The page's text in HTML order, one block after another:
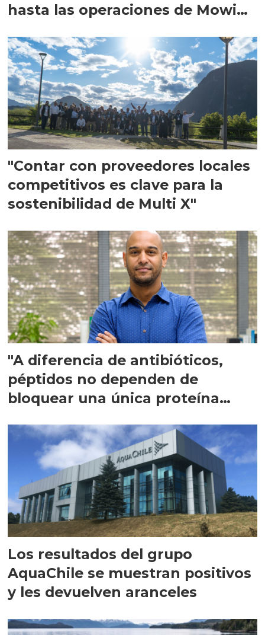
hasta las operaciones de Mowi
"Contar con proveedores locales
competitivos es clave para la
sostenibilidad de Multi X"
"A diferencia de antibióticos,
péptidos no dependen de
bloquear una única proteína
Los resultados del grupo
AquaChile se muestran positivos
y les devuelven aranceles